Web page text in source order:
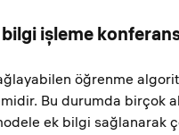
işleme
öğrenme
Bu durumda birçok
ek bilgi sağlanarak